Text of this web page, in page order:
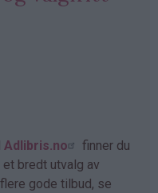
Adlibris.no
finner du
bredt utvalg av
gode tilbud, se